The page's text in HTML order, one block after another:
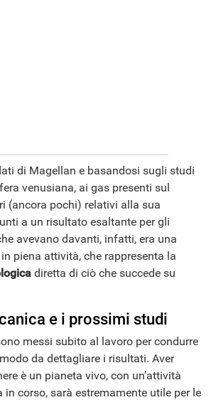
di Magellan e basandosi sugli studi
venusiana, ai gas presenti sul
(ancora pochi) relativi alla sua
a un risultato esaltante per gli
avevano davanti, infatti, era una
piena attività, che rappresenta la
diretta di ciò che succede su
e i prossimi studi
messi subito al lavoro per condurre
da dettagliare i risultati. Aver
è un pianeta vivo, con un’attività
corso, sarà estremamente utile per le